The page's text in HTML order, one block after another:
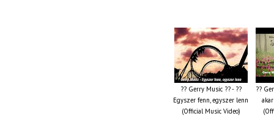
?? Gerry Music ?? - ??
Egyszer fenn, egyszer lenn
(Official Music Video)
??